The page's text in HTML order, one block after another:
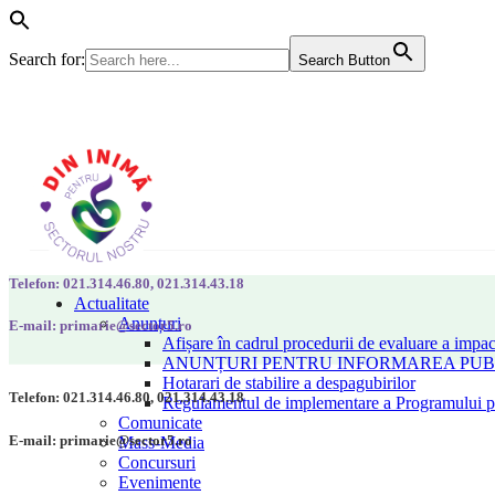
Search for: Search Button
Actualitate
Anunțuri
Afișare în cadrul procedurii de evaluare a
ANUNȚURI PENTRU INFORMAREA
Hotarari de stabilire a despagubirilor
Regulamentul de implementare a Programului
Comunicate
Mass-Media
Concursuri
Evenimente
Telefon: 021.314.46.80, 021.314.43.18
E-mail: primarie@sector5.ro
Telefon: 021.314.46.80, 021.314.43.18
E-mail: primarie@sector5.ro